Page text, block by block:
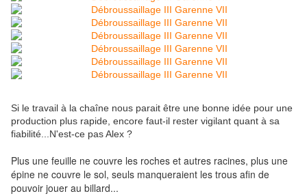
Si le travail à la chaîne nous parait être une bonne idée pour une
production plus rapide, encore faut-il rester vigilant quant à sa
fiabilité...N'est-ce pas Alex ?
Plus une feuille ne couvre les roches et autres racines, plus une
épine ne couvre le sol, seuls manqueraient les trous afin de
pouvoir jouer au billard...